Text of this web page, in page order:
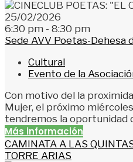
25/02/2026
6:30 pm - 8:30 pm
Sede AVV Poetas-Dehesa
Cultural
Evento de la
Con motivo del la
Mujer, el próximo
tendremos la oportunidad
Más información
CAMINATA A LAS
TORRE ARIAS